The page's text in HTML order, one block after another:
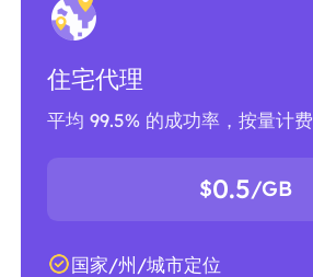
住宅代理
平均 99.5% 的成功率，按量计费
$0.5/GB
国家/州/城市定位